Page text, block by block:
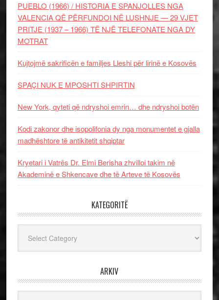
PUEBLO (1966) / HISTORIA E SPANJOLLES NGA
VALENCIA QË PËRFUNDOI NË LUSHNJE — 29 VJET
PRITJE (1937 – 1966) TË NJË TELEFONATE NGA DY
MOTRAT
Kujtojmë sakrificën e familjes Lleshi për lirinë e Kosovës
SPAÇI NUK E MPOSHTI SHPIRTIN
New York, qyteti që ndryshoi emrin… dhe ndryshoi botën
Kodi zakonor dhe isopolifonia dy nga monumentet e gjalla
madhështore të antikitetit shqiptar
Kryetari i Vatrës Dr. Elmi Berisha zhvilloi takim në
Akademinë e Shkencave dhe të Arteve të Kosovës
KATEGORITË
ARKIV